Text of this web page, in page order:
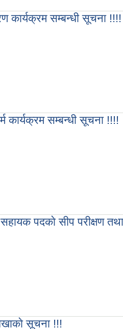
कार्यक्रम सम्बन्धी सूचना !!!!
कार्यक्रम सम्बन्धी सूचना !!!!
पदकाे सीप परीक्षण तथा
सूचना !!!